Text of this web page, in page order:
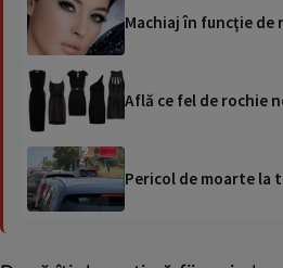
Machiaj în funcţie de
Află ce fel de rochie
Pericol de moarte la